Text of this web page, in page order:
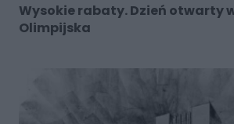
Wysokie rabaty. Dzień otwarty
Olimpijska